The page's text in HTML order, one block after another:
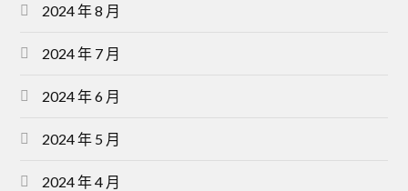
2024 年 8 月
2024 年 7 月
2024 年 6 月
2024 年 5 月
2024 年 4 月